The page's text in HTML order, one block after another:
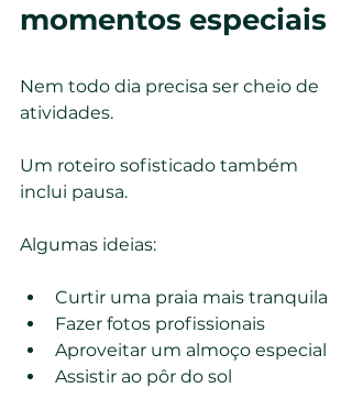
momentos especiais
Nem todo dia precisa ser cheio de
atividades.
Um roteiro sofisticado também
inclui pausa.
Algumas ideias:
Curtir uma praia mais tranquila
Fazer fotos profissionais
Aproveitar um almoço especial
Assistir ao pôr do sol